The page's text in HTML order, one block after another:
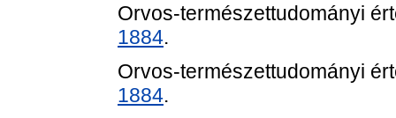
Orvos-természettudományi
1884.
Orvos-természettudományi
1884.